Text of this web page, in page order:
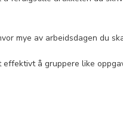
mye av arbeidsdagen du
å gruppere like